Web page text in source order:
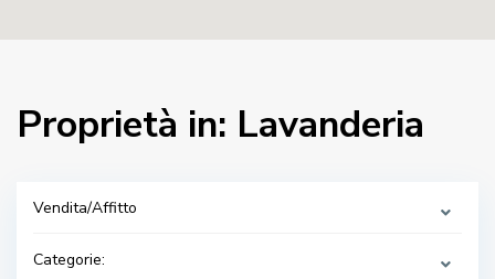
Proprietà in: Lavanderia
Vendita/Affitto
Categorie: